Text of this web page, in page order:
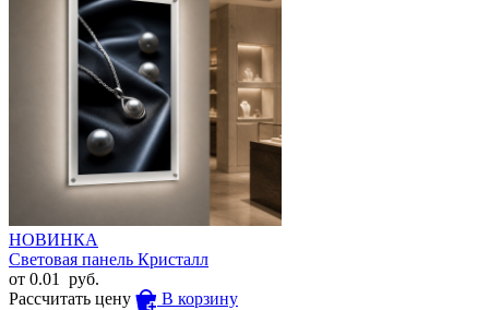
НОВИНКА
Световая панель Кристалл
от 0.01
руб.
Рассчитать цену
В корзину